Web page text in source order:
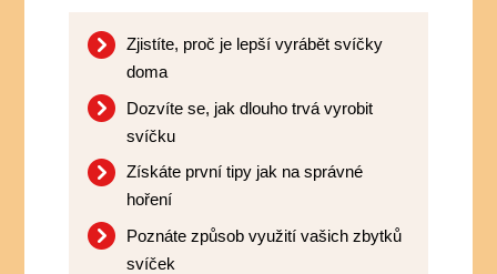
Zjistíte, proč je lepší vyrábět svíčky
doma
Dozvíte se, jak dlouho trvá vyrobit
svíčku
Získáte první tipy jak na správné
hoření
Poznáte způsob využití vašich zbytků
svíček